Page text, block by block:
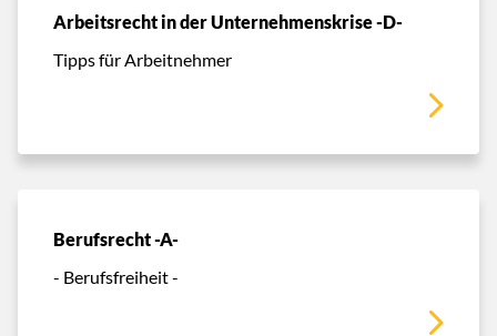
Arbeitsrecht in der Unternehmenskrise -D-
Tipps für Arbeitnehmer
Berufsrecht -A-
- Berufsfreiheit -